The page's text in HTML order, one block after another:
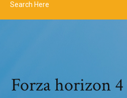
Forza horizon 4